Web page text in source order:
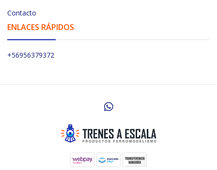
Contacto
ENLACES RÁPIDOS
+56956379372